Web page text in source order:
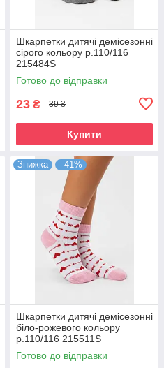
Шкарпетки дитячі демісезонні
сірого кольору р.110/116
215484S
Готово до відправки
23 ₴ 39 ₴
Купити
Знижка –41%
Шкарпетки дитячі демісезонні
біло-рожевого кольору
р.110/116 215511S
Готово до відправки